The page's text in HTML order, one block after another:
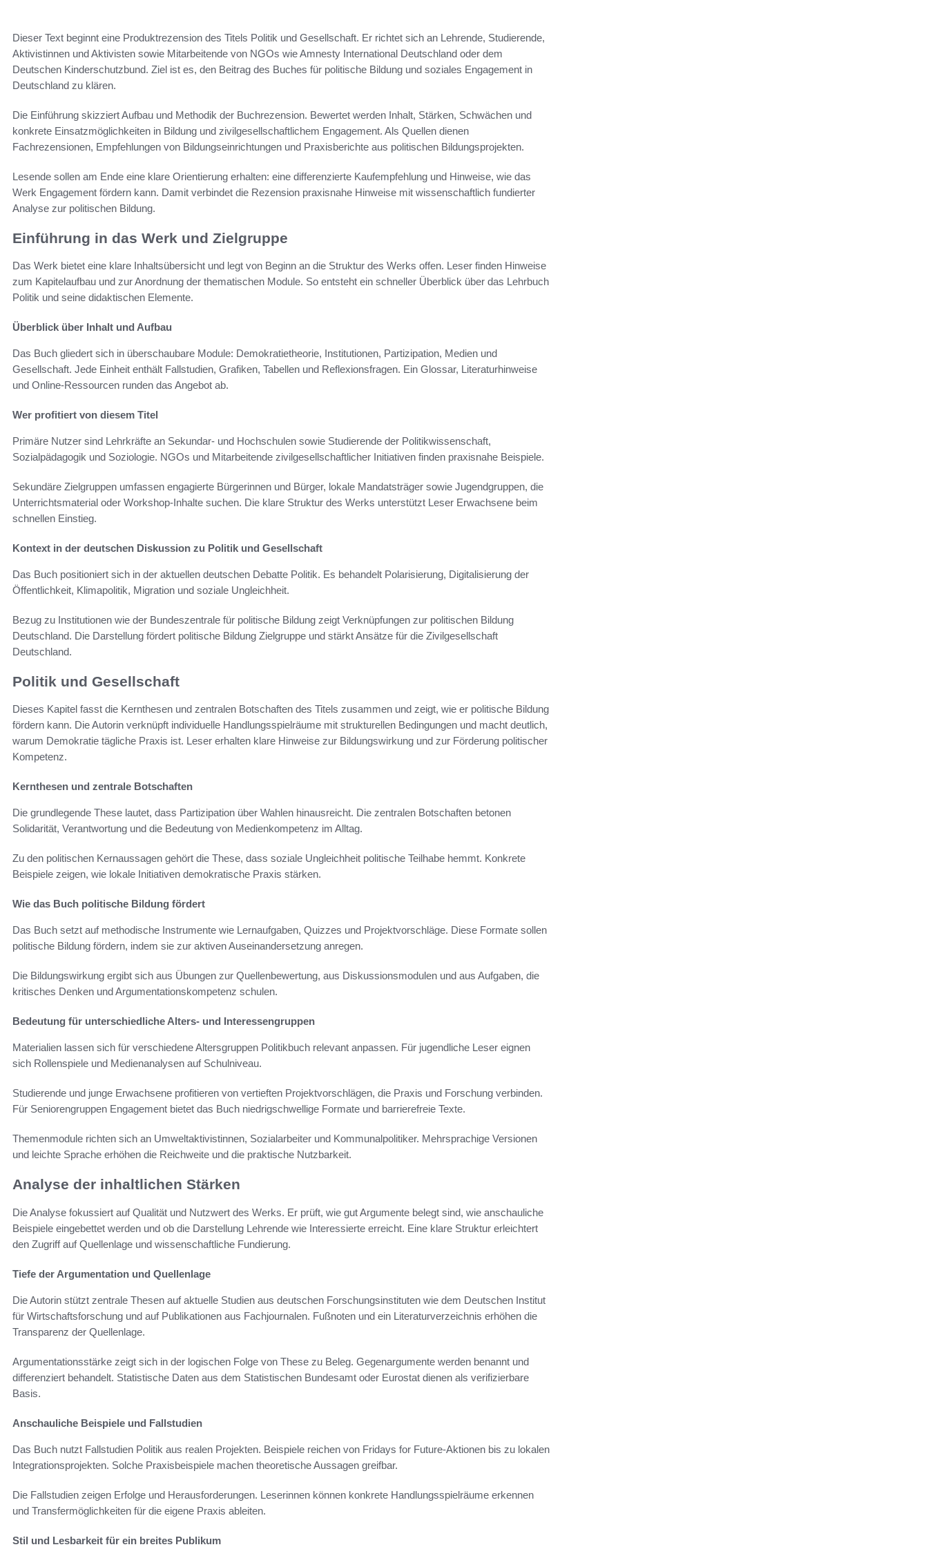
Dieser Text beginnt eine Produktrezension des Titels Politik und Gesellschaft. Er richtet sich an Lehrende, Studierende,
Aktivistinnen und Aktivisten sowie Mitarbeitende von NGOs wie Amnesty International Deutschland oder dem
Deutschen Kinderschutzbund. Ziel ist es, den Beitrag des Buches für politische Bildung und soziales Engagement in
Deutschland zu klären.
Die Einführung skizziert Aufbau und Methodik der Buchrezension. Bewertet werden Inhalt, Stärken, Schwächen und
konkrete Einsatzmöglichkeiten in Bildung und zivilgesellschaftlichem Engagement. Als Quellen dienen
Fachrezensionen, Empfehlungen von Bildungseinrichtungen und Praxisberichte aus politischen Bildungsprojekten.
Lesende sollen am Ende eine klare Orientierung erhalten: eine differenzierte Kaufempfehlung und Hinweise, wie das
Werk Engagement fördern kann. Damit verbindet die Rezension praxisnahe Hinweise mit wissenschaftlich fundierter
Analyse zur politischen Bildung.
Einführung in das Werk und Zielgruppe
Das Werk bietet eine klare Inhaltsübersicht und legt von Beginn an die Struktur des Werks offen. Leser finden Hinweise
zum Kapitelaufbau und zur Anordnung der thematischen Module. So entsteht ein schneller Überblick über das Lehrbuch
Politik und seine didaktischen Elemente.
Überblick über Inhalt und Aufbau
Das Buch gliedert sich in überschaubare Module: Demokratietheorie, Institutionen, Partizipation, Medien und
Gesellschaft. Jede Einheit enthält Fallstudien, Grafiken, Tabellen und Reflexionsfragen. Ein Glossar, Literaturhinweise
und Online-Ressourcen runden das Angebot ab.
Wer profitiert von diesem Titel
Primäre Nutzer sind Lehrkräfte an Sekundar- und Hochschulen sowie Studierende der Politikwissenschaft,
Sozialpädagogik und Soziologie. NGOs und Mitarbeitende zivilgesellschaftlicher Initiativen finden praxisnahe Beispiele.
Sekundäre Zielgruppen umfassen engagierte Bürgerinnen und Bürger, lokale Mandatsträger sowie Jugendgruppen, die
Unterrichtsmaterial oder Workshop-Inhalte suchen. Die klare Struktur des Werks unterstützt Leser Erwachsene beim
schnellen Einstieg.
Kontext in der deutschen Diskussion zu Politik und Gesellschaft
Das Buch positioniert sich in der aktuellen deutschen Debatte Politik. Es behandelt Polarisierung, Digitalisierung der
Öffentlichkeit, Klimapolitik, Migration und soziale Ungleichheit.
Bezug zu Institutionen wie der Bundeszentrale für politische Bildung zeigt Verknüpfungen zur politischen Bildung
Deutschland. Die Darstellung fördert politische Bildung Zielgruppe und stärkt Ansätze für die Zivilgesellschaft
Deutschland.
Politik und Gesellschaft
Dieses Kapitel fasst die Kernthesen und zentralen Botschaften des Titels zusammen und zeigt, wie er politische Bildung
fördern kann. Die Autorin verknüpft individuelle Handlungsspielräume mit strukturellen Bedingungen und macht deutlich,
warum Demokratie tägliche Praxis ist. Leser erhalten klare Hinweise zur Bildungswirkung und zur Förderung politischer
Kompetenz.
Kernthesen und zentrale Botschaften
Die grundlegende These lautet, dass Partizipation über Wahlen hinausreicht. Die zentralen Botschaften betonen
Solidarität, Verantwortung und die Bedeutung von Medienkompetenz im Alltag.
Zu den politischen Kernaussagen gehört die These, dass soziale Ungleichheit politische Teilhabe hemmt. Konkrete
Beispiele zeigen, wie lokale Initiativen demokratische Praxis stärken.
Wie das Buch politische Bildung fördert
Das Buch setzt auf methodische Instrumente wie Lernaufgaben, Quizzes und Projektvorschläge. Diese Formate sollen
politische Bildung fördern, indem sie zur aktiven Auseinandersetzung anregen.
Die Bildungswirkung ergibt sich aus Übungen zur Quellenbewertung, aus Diskussionsmodulen und aus Aufgaben, die
kritisches Denken und Argumentationskompetenz schulen.
Bedeutung für unterschiedliche Alters- und Interessengruppen
Materialien lassen sich für verschiedene Altersgruppen Politikbuch relevant anpassen. Für jugendliche Leser eignen
sich Rollenspiele und Medienanalysen auf Schulniveau.
Studierende und junge Erwachsene profitieren von vertieften Projektvorschlägen, die Praxis und Forschung verbinden.
Für Seniorengruppen Engagement bietet das Buch niedrigschwellige Formate und barrierefreie Texte.
Themenmodule richten sich an Umweltaktivistinnen, Sozialarbeiter und Kommunalpolitiker. Mehrsprachige Versionen
und leichte Sprache erhöhen die Reichweite und die praktische Nutzbarkeit.
Analyse der inhaltlichen Stärken
Die Analyse fokussiert auf Qualität und Nutzwert des Werks. Er prüft, wie gut Argumente belegt sind, wie anschauliche
Beispiele eingebettet werden und ob die Darstellung Lehrende wie Interessierte erreicht. Eine klare Struktur erleichtert
den Zugriff auf Quellenlage und wissenschaftliche Fundierung.
Tiefe der Argumentation und Quellenlage
Die Autorin stützt zentrale Thesen auf aktuelle Studien aus deutschen Forschungsinstituten wie dem Deutschen Institut
für Wirtschaftsforschung und auf Publikationen aus Fachjournalen. Fußnoten und ein Literaturverzeichnis erhöhen die
Transparenz der Quellenlage.
Argumentationsstärke zeigt sich in der logischen Folge von These zu Beleg. Gegenargumente werden benannt und
differenziert behandelt. Statistische Daten aus dem Statistischen Bundesamt oder Eurostat dienen als verifizierbare
Basis.
Anschauliche Beispiele und Fallstudien
Das Buch nutzt Fallstudien Politik aus realen Projekten. Beispiele reichen von Fridays for Future-Aktionen bis zu lokalen
Integrationsprojekten. Solche Praxisbeispiele machen theoretische Aussagen greifbar.
Die Fallstudien zeigen Erfolge und Herausforderungen. Leserinnen können konkrete Handlungsspielräume erkennen
und Transfermöglichkeiten für die eigene Praxis ableiten.
Stil und Lesbarkeit für ein breites Publikum